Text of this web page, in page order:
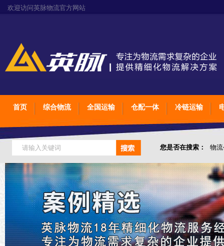
欢迎访问英脉物流官方网站
首页 综合物流 全国运输 仓配一体 冷链运输
您是否在搜索： 物
仓储综合专业定制物